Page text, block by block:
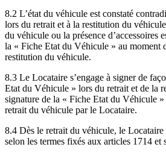
8.2 L’état du véhicule est constaté
lors du retrait et à la restitution du
du véhicule ou la présence d’accessoires
la « Fiche Etat du Véhicule » au moment
restitution du véhicule.
8.3 Le Locataire s’engage à signer de
Etat du Véhicule » lors du retrait et de la
signature de la « Fiche Etat du Véhicule
retrait du véhicule par le Locataire.
8.4 Dès le retrait du véhicule, le Locataire
selon les termes fixés aux articles 1714